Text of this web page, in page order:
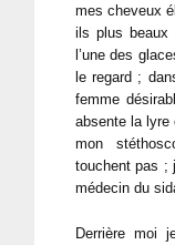
mes cheveux
ils plus beaux
l’une des
le regard ;
femme
absente la lyre
mon
touchent pas ;
médecin du
Derrière moi